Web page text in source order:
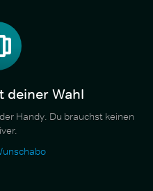
deiner Wahl
Handy. Du brauchst keinen